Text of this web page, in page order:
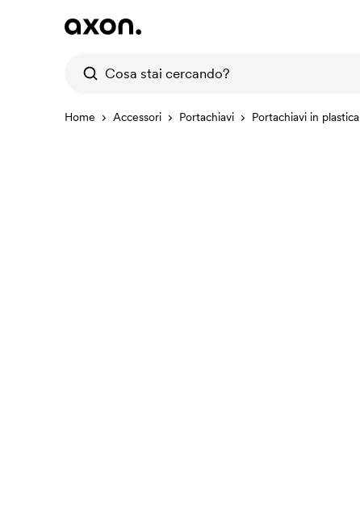
Home Accessori Portachiavi Portachiavi in plastica